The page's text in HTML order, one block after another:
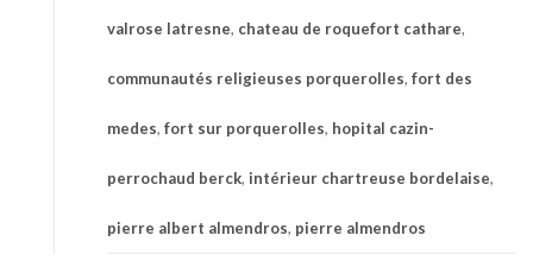
valrose latresne, chateau de roquefort cathare,
communautés religieuses porquerolles, fort des
medes, fort sur porquerolles, hopital cazin-
perrochaud berck, intérieur chartreuse bordelaise,
pierre albert almendros, pierre almendros